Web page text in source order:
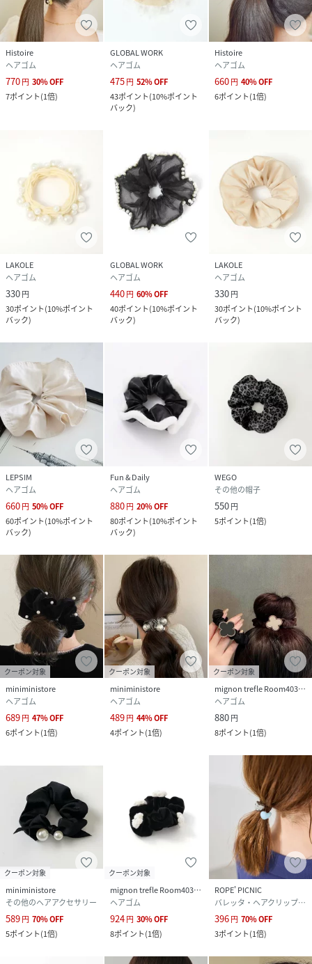
Histoire
ヘアゴム
770円 30%OFF
7ポイント(1倍)
GLOBAL WORK
ヘアゴム
475円 52%OFF
43ポイント(10%ポイント
バック)
Histoire
ヘアゴム
660円 40%OFF
6ポイント(1倍)
LAKOLE
ヘアゴム
330円
30ポイント(10%ポイント
バック)
GLOBAL WORK
ヘアゴム
440円 60%OFF
40ポイント(10%ポイント
バック)
LAKOLE
ヘアゴム
330円
30ポイント(10%ポイント
バック)
LEPSIM
ヘアゴム
660円 50%OFF
60ポイント(10%ポイント
バック)
Fun & Daily
ヘアゴム
880円 20%OFF
80ポイント(10%ポイント
バック)
WEGO
その他の帽子
550円
5ポイント(1倍)
クーポン対象
miniministore
ヘアゴム
689円 47%OFF
6ポイント(1倍)
クーポン対象
miniministore
ヘアゴム
489円 44%OFF
4ポイント(1倍)
クーポン対象
mignon trefle Room403 selected
ヘアゴム
880円
8ポイント(1倍)
クーポン対象
miniministore
その他のヘアアクセサリー
589円 70%OFF
5ポイント(1倍)
クーポン対象
mignon trefle Room403 selected
ヘアゴム
924円 30%OFF
8ポイント(1倍)
ROPE' PICNIC
バレッタ・ヘアクリップ・ヘアピン
396円 70%OFF
3ポイント(1倍)